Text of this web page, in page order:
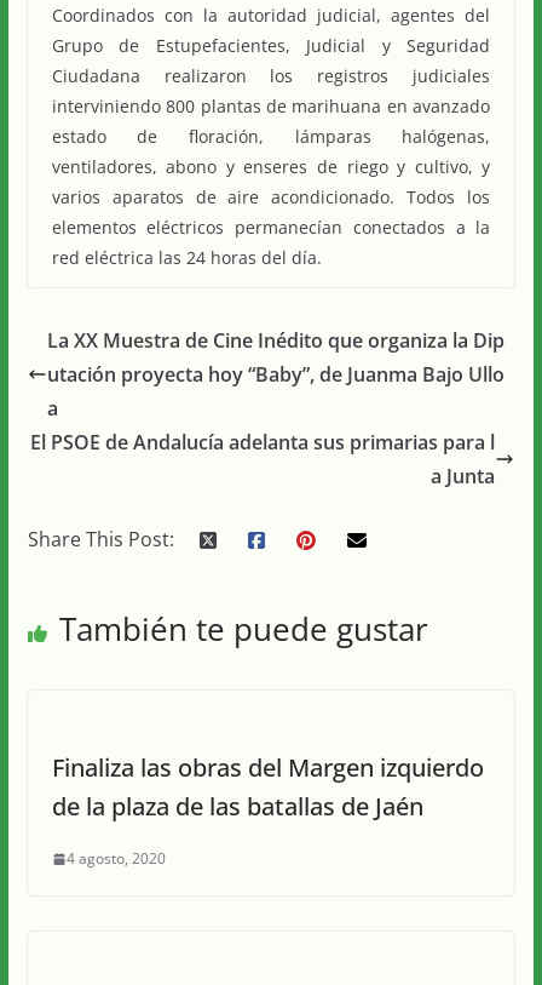
Coordinados con la autoridad judicial, agentes del
Grupo de Estupefacientes, Judicial y Seguridad
Ciudadana realizaron los registros judiciales
interviniendo 800 plantas de marihuana en avanzado
estado de floración, lámparas halógenas,
ventiladores, abono y enseres de riego y cultivo, y
varios aparatos de aire acondicionado. Todos los
elementos eléctricos permanecían conectados a la
red eléctrica las 24 horas del día.
La XX Muestra de Cine Inédito que organiza la Dip
utación proyecta hoy “Baby”, de Juanma Bajo Ullo
a
El PSOE de Andalucía adelanta sus primarias para l
a Junta
Share This Post:
También te puede gustar
Finaliza las obras del Margen izquierdo
de la plaza de las batallas de Jaén
4 agosto, 2020